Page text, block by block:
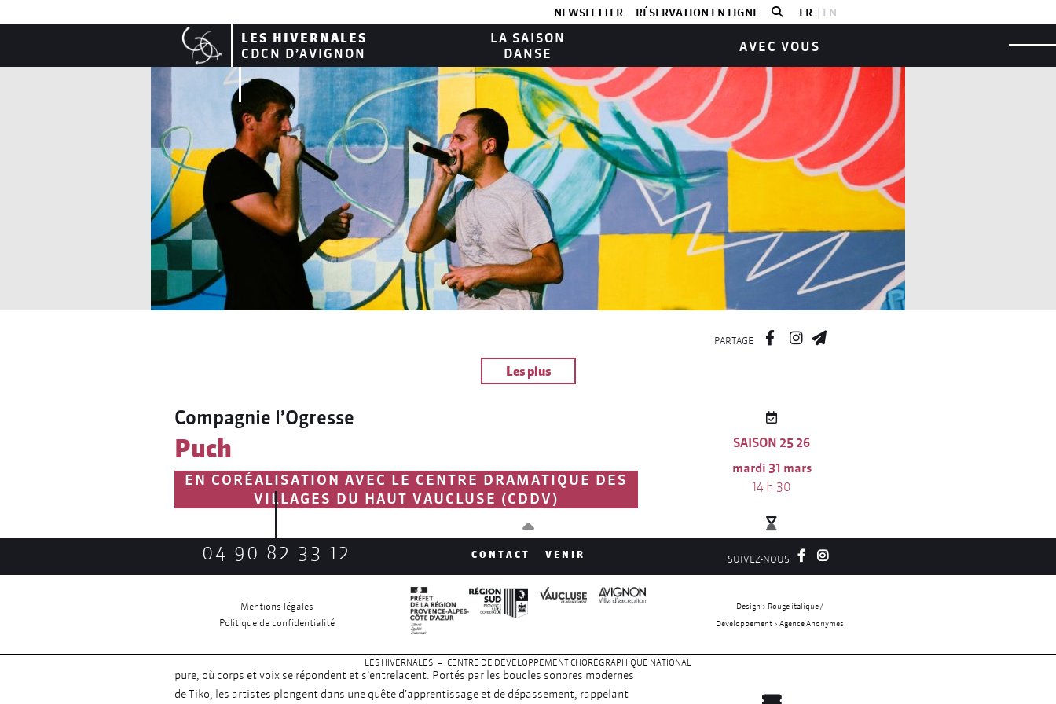
NEWSLETTER RÉSERVATION EN LIGNE FR EN
LES HIVERNALES
CDCN D’AVIGNON
LA SAISON
DANSE
AVEC VOUS
PARTAGE
Les plus
Compagnie l’Ogresse
Puch
EN CORÉALISATION AVEC LE CENTRE DRAMATIQUE DES
VILLAGES DU HAUT VAUCLUSE (CDDV)
Puch, c’est d’abord un son qui se fraye un chemin entre les lèvres et les met en tension :
PCHHHHHH… D’un corps à l’autre, c’est devenu un défi, un spectacle dansé et beatboxé.
peu à s’accorder dans une exploration ludique et musicale. Entre querelles enfantines et
compétitions amicales, ils évoluent sous nos yeux, révélant les progrès de chacun au fil des
Leur performance mêle le human beatbox et la danse dans une communication sensorielle
pure, où corps et voix se répondent et s’entrelacent. Portés par les boucles sonores modernes
de Tiko, les artistes plongent dans une quête d’apprentissage et de dépassement, rappelant
SAISON 25 26
mardi 31 mars
14 h 30
50 minutes
Salle Georges Brassens
Bollène
04 90 82 33 12 CONTACT VENIR SUIVEZ-NOUS
Mentions légales
Politique de confidentialité
Design > Rouge italique /
Développement > Agence Anonymes
LES HIVERNALES – CENTRE DE DÉVELOPPEMENT CHORÉGRAPHIQUE NATIONAL